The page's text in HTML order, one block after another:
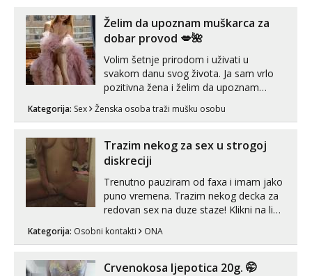
U mojoj raznolikoj ponudi možeš
pranaći nešto po svojoj mjeri. Sexi videa
s kolegica...
Želim da upoznam muškarca za
dobar provod 💋🌺
Volim šetnje prirodom i uživati u
svakom danu svog života. Ja sam vrlo
pozitivna žena i želim da upoznam
može i nešto više.💋🌺 Klikni na link
Kategorija: Sex Ženska osoba traži mušku osobu
Trazim nekog za sex u strogoj
diskreciji
Trenutno pauziram od faxa i imam jako
puno vremena. Trazim nekog decka za
redovan sex na duze staze! Klikni na link
Kategorija: Osobni kontakti ONA
Crvenokosa ljepotica 20g. 🤭